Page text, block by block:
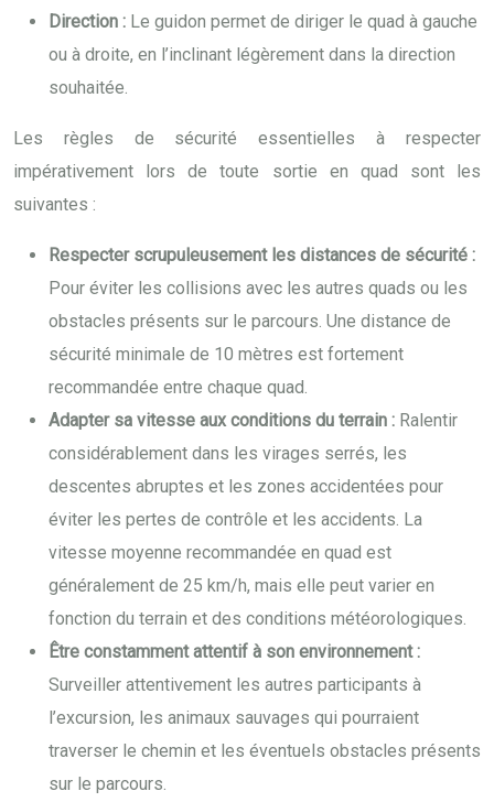
Direction : Le guidon permet de diriger le quad à gauche
ou à droite, en l’inclinant légèrement dans la direction
souhaitée.
Les règles de sécurité essentielles à respecter
impérativement lors de toute sortie en quad sont les
suivantes :
Respecter scrupuleusement les distances de sécurité :
Pour éviter les collisions avec les autres quads ou les
obstacles présents sur le parcours. Une distance de
sécurité minimale de 10 mètres est fortement
recommandée entre chaque quad.
Adapter sa vitesse aux conditions du terrain : Ralentir
considérablement dans les virages serrés, les
descentes abruptes et les zones accidentées pour
éviter les pertes de contrôle et les accidents. La
vitesse moyenne recommandée en quad est
généralement de 25 km/h, mais elle peut varier en
fonction du terrain et des conditions météorologiques.
Être constamment attentif à son environnement :
Surveiller attentivement les autres participants à
l’excursion, les animaux sauvages qui pourraient
traverser le chemin et les éventuels obstacles présents
sur le parcours.